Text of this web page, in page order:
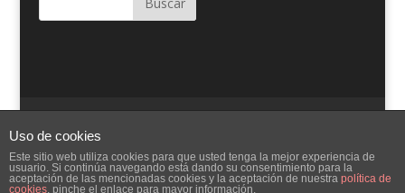
Contacto
Uso de cookies
Este sitio web utiliza cookies para que usted tenga la mejor experiencia de
usuario. Si continúa navegando está dando su consentimiento para la
aceptación de las mencionadas cookies y la aceptación de nuestra política de
cookies, pinche el enlace para mayor información.